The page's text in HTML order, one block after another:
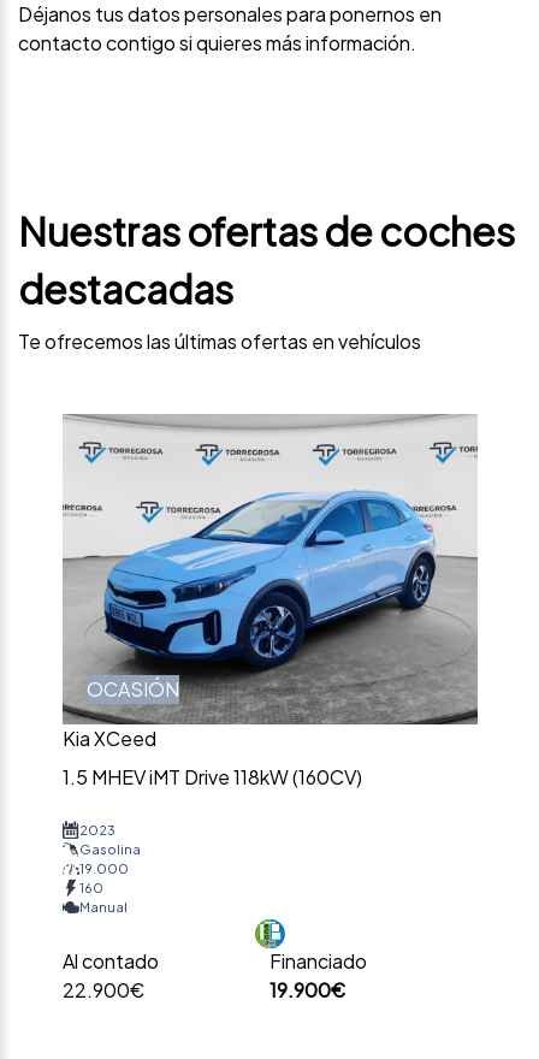
Déjanos tus datos personales para ponernos en
contacto contigo si quieres más información.
Nuestras ofertas de coches
destacadas
Te ofrecemos las últimas ofertas en vehículos
OCASIÓN
Kia XCeed
1.5 MHEV iMT Drive 118kW (160CV)
2023
Gasolina
19.000
160
Manual
Al contado
22.900€
Financiado
19.900€